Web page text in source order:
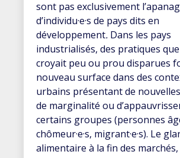
sont pas exclusivement
d’individu·e·s de pays dits en
développement. Dans les pays
industrialisés, des pratiques que
croyait peu ou prou disparues
nouveau surface dans des
urbains présentant de
de marginalité ou
certains groupes (personnes
chômeur·e·s, migrant·e·s). Le
alimentaire à la fin des marchés,